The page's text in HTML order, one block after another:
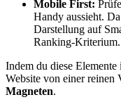
Mobile First:
Handy aussieht.
Darstellung auf
Ranking-Kriterium.
Indem du diese
Website von einer reinen
Magneten.